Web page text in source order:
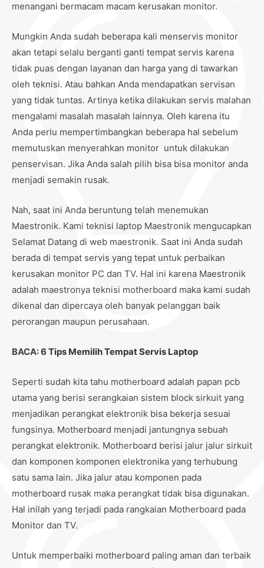
menangani bermacam macam kerusakan monitor.
Mungkin Anda sudah beberapa kali menservis monitor
akan tetapi selalu berganti ganti tempat servis karena
tidak puas dengan layanan dan harga yang di tawarkan
oleh teknisi. Atau bahkan Anda mendapatkan servisan
yang tidak tuntas. Artinya ketika dilakukan servis malahan
mengalami masalah masalah lainnya. Oleh karena itu
Anda perlu mempertimbangkan beberapa hal sebelum
memutuskan menyerahkan monitor untuk dilakukan
penservisan. Jika Anda salah pilih bisa bisa monitor anda
menjadi semakin rusak.
Nah, saat ini Anda beruntung telah menemukan
Maestronik. Kami teknisi laptop Maestronik mengucapkan
Selamat Datang di web maestronik. Saat ini Anda sudah
berada di tempat servis yang tepat untuk perbaikan
kerusakan monitor PC dan TV. Hal ini karena Maestronik
adalah maestronya teknisi motherboard maka kami sudah
dikenal dan dipercaya oleh banyak pelanggan baik
perorangan maupun perusahaan.
BACA:6 Tips Memilih Tempat Servis Laptop
Seperti sudah kita tahu motherboard adalah papan pcb
utama yang berisi serangkaian sistem block sirkuit yang
menjadikan perangkat elektronik bisa bekerja sesuai
fungsinya. Motherboard menjadi jantungnya sebuah
perangkat elektronik. Motherboard berisi jalur jalur sirkuit
dan komponen komponen elektronika yang terhubung
satu sama lain. Jika jalur atau komponen pada
motherboard rusak maka perangkat tidak bisa digunakan.
Hal inilah yang terjadi pada rangkaian Motherboard pada
Monitor dan TV.
Untuk memperbaiki motherboard paling aman dan terbaik